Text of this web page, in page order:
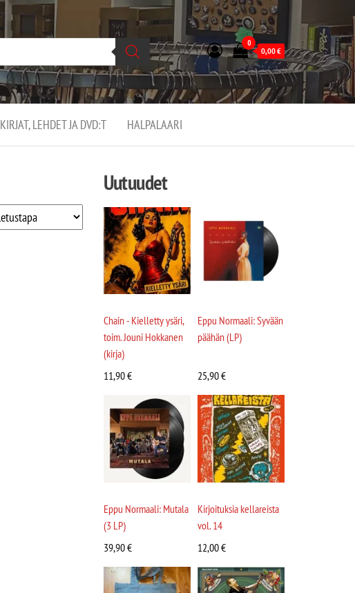
0
0,00€
KIRJAT, LEHDET JA DVD:T HALPALAARI
Uutuudet
Chain - Kielletty ysäri,
toim. Jouni Hokkanen
(kirja)
11,90€
Eppu Normaali: Syvään
päähän (LP)
25,90€
Eppu Normaali: Mutala
(3 LP)
39,90€
Kirjoituksia kellareista
vol. 14
12,00€